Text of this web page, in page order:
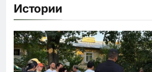
Истории